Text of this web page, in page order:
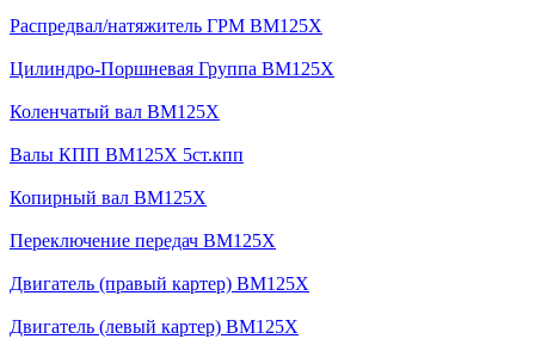
Распредвал/натяжитель ГРМ BM125X
Цилиндро-Поршневая Группа BM125X
Коленчатый вал BM125X
Валы КПП BM125X 5ст.кпп
Копирный вал BM125X
Переключение передач BM125X
Двигатель (правый картер) BM125X
Двигатель (левый картер) BM125X